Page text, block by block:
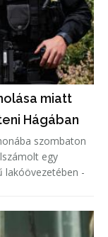
miatt
Hágában
szombaton
egy
lakóövezetében -